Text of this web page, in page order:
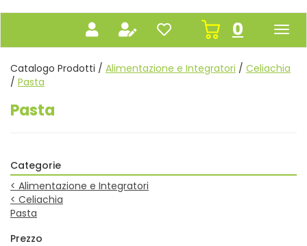
0inseriti
Catalogo Prodotti / Alimentazione e Integratori / Celiachia
/ Pasta
Pasta
Categorie
< Alimentazione e Integratori
< Celiachia
Pasta
Prezzo